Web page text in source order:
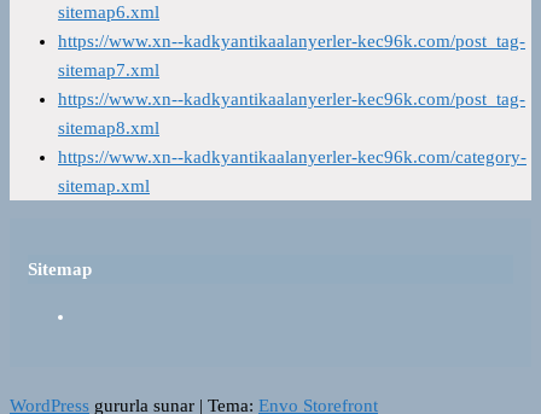
sitemap6.xml
https://www.xn--kadkyantikaalanyerler-kec96k.com/post_tag-
sitemap7.xml
https://www.xn--kadkyantikaalanyerler-kec96k.com/post_tag-
sitemap8.xml
https://www.xn--kadkyantikaalanyerler-kec96k.com/category-
sitemap.xml
Sitemap
WordPress gururla sunar | Tema: Envo Storefront